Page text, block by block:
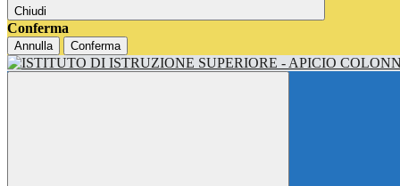
Chiudi
Conferma
Annulla Conferma